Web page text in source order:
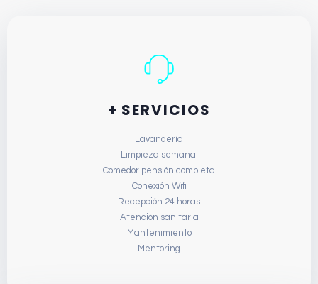
+ SERVICIOS
Lavandería
Limpieza semanal
Comedor pensión completa
Conexión Wifi
Recepción 24 horas
Atención sanitaria
Mantenimiento
Mentoring